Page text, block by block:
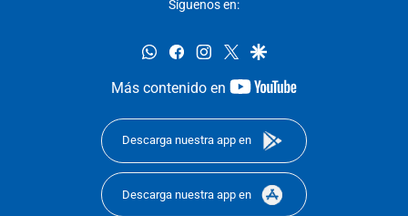
Síguenos en:
whatsappfacebookinstagram
twittergoogle
Más contenido en
youtube-
Descarga nuestra app en
Descarga nuestra app en